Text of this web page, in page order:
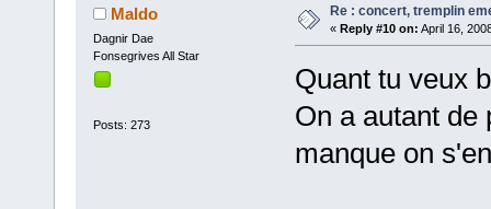
Maldo
Dagnir Dae
Fonsegrives All Star
Posts: 273
Re : concert, tremplin
« Reply #10 on: April 16,
Quant tu veux
On a autant de
manque on